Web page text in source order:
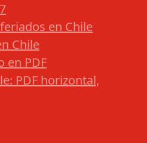
en Chile
Chile
en PDF
PDF horizontal,